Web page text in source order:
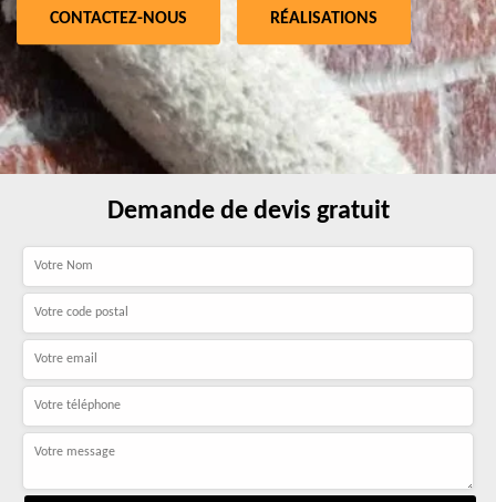
CONTACTEZ-NOUS RÉALISATIONS
Demande de devis gratuit